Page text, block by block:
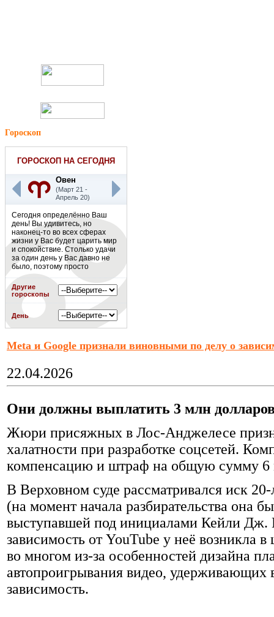
Гороскоп
ГОРОСКОП НА СЕГОДНЯ
Овен
(Март 21 -
Апрель 20)
Сегодня определённо Ваш
день! Вы удивитесь, но
наконец-то во всех сферах
жизни у Вас будет царить мир
и спокойствие. Столько удачи
за один день у Вас давно не
было, поэтому просто
наслаждайтесь этим днём! К
слову, ближайшие недели
будут такими же позитивными,
как и этот день. Считайте это
белой полосой Вашей жизни.
Подробнее
Другие
гороскопы
День
Meta и Google признали виновными по делу о
22.04.2026
Они должны выплатить 3 млн
Жюри присяжных в Лос-Анджелесе
халатности при разработке соцсетей.
компенсацию и штраф на общую сумму 6
В Верховном суде рассматривался иск
(на момент начала разбирательства она
выступавшей под инициалами Кейли
зависимость от YouTube у неё возникла
во многом из-за особенностей дизайна
автопроигрывания видео,
зависимость.